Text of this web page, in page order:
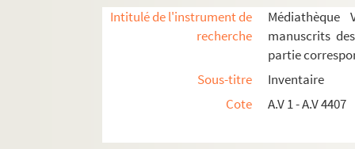
Intitulé de l'instrument de
recherche
Médiathèque
manuscrits
partie
Sous-titre
Inventaire
Cote
A.V 1 - A.V 4407
Dossier Jean Rivet
Dossier Anne et Claude Rivière
Dossier François et Mireille Robin
Dossier Denis Roche
Dossier Krystyna Rodowska